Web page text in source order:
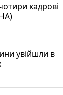
кадрові
увійшли в